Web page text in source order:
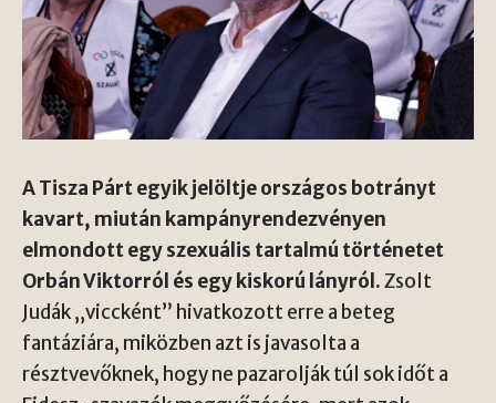
A Tisza Párt egyik jelöltje országos botrányt
kavart, miután kampányrendezvényen
elmondott egy szexuális tartalmú történetet
Orbán Viktorról és egy kiskorú lányról.Zsolt
Judák „viccként” hivatkozott erre a beteg
fantáziára, miközben azt is javasolta a
résztvevőknek, hogy ne pazarolják túl sok időt a